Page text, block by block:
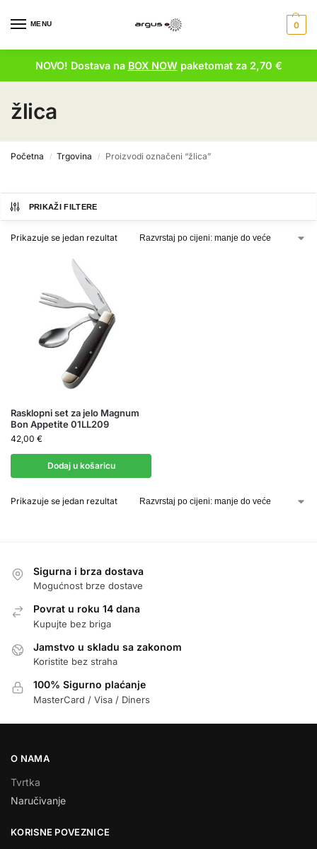
MENU 0
NOVO! Dostava na BOX NOWpaketomat za 2,70 €
žlica
Početna / Trgovina / Proizvodi označeni “žlica”
PRIKAŽI FILTERE
Prikazuje se jedan rezultat
Rasklopni set za jelo Magnum
Bon Appetite 01LL209
42,00 €
Dodaj u košaricu
Prikazuje se jedan rezultat
Sigurna i brza dostava
Mogućnost brze dostave
Povrat u roku 14 dana
Kupujte bez briga
Jamstvo u skladu sa zakonom
Koristite bez straha
100% Sigurno plaćanje
MasterCard / Visa / Diners
O NAMA
Tvrtka
Naručivanje
KORISNE POVEZNICE